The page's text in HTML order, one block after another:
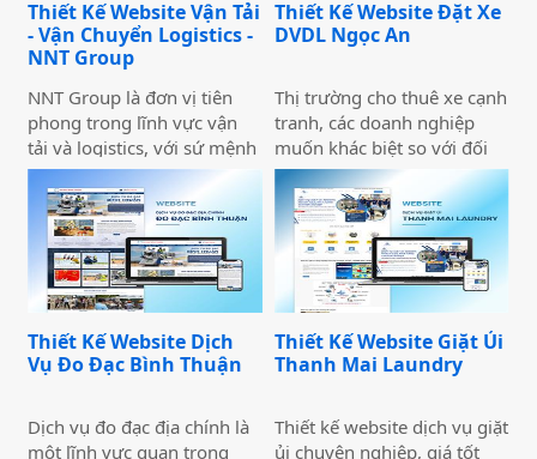
Rubypeace không chỉ cung
cấp các sản phẩm đa dạng
vụ tư vấn chuyên nghiệp,
giúp khách hàng tối ưu hóa
lợi nhuận và giảm thiểu rủi
ro.
Thiết Kế Website Vận Tải
- Vận Chuyển Logistics -
NNT Group
NNT Group là đơn vị tiên
phong trong lĩnh vực vận
tải và logistics, với sứ mệnh
cung cấp các giải pháp vận
chuyển hiện đại, an toàn và
tối ưu chi phí. Chúng tôi
luôn hướng đến việc trở
thành đối tác đáng tin cậy
của khách hàng, đồng thời
triển ngành logistics Việt
Nam. Tầm nhìn của chúng
vận tải toàn diện, kết nối
toàn quốc và vươn xa ra thị
Thiết Kế Website Đặt Xe
DVDL Ngọc An
Thị trường cho thuê xe cạnh
tranh, các doanh nghiệp
muốn khác biệt so với đối
thủ cần đầu tư thiết kế
website thuê xe nổi bật và
ấn tượng. Những trang web
này không chỉ cung cấp
thông tin dịch vụ mà còn sở
hữu những chức năng quan
Thiết Kế Website Dịch
Vụ Đo Đạc Bình Thuận
Dịch vụ đo đạc địa chính là
một lĩnh vực quan trọng
Thiết Kế Website Giặt Ủi
Thanh Mai Laundry
Thiết kế website dịch vụ giặt
ủi chuyên nghiệp, giá tốt